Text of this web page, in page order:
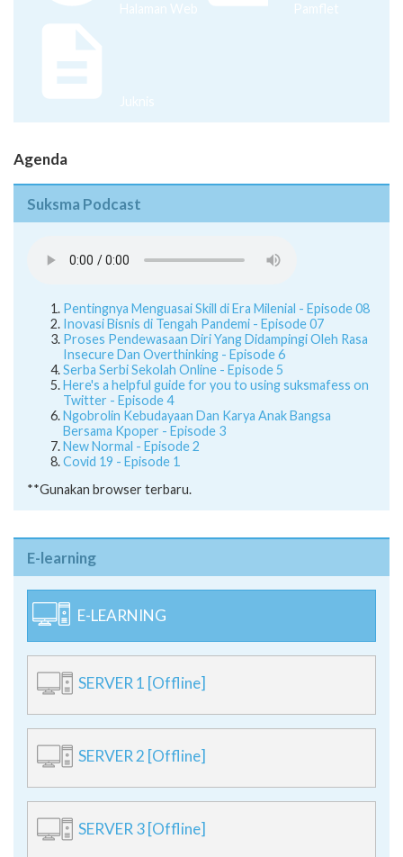
Halaman Web Pamflet
Juknis
Agenda
Suksma Podcast
Pentingnya Menguasai Skill di Era Milenial - Episode 08
Inovasi Bisnis di Tengah Pandemi - Episode 07
Proses Pendewasaan Diri Yang Didampingi Oleh Rasa
Insecure Dan Overthinking - Episode 6
Serba Serbi Sekolah Online - Episode 5
Here's a helpful guide for you to using suksmafess on
Twitter - Episode 4
Ngobrolin Kebudayaan Dan Karya Anak Bangsa
Bersama Kpoper - Episode 3
New Normal - Episode 2
Covid 19 - Episode 1
**Gunakan browser terbaru.
E-learning
E-LEARNING
SERVER 1 [Offline]
SERVER 2 [Offline]
SERVER 3 [Offline]